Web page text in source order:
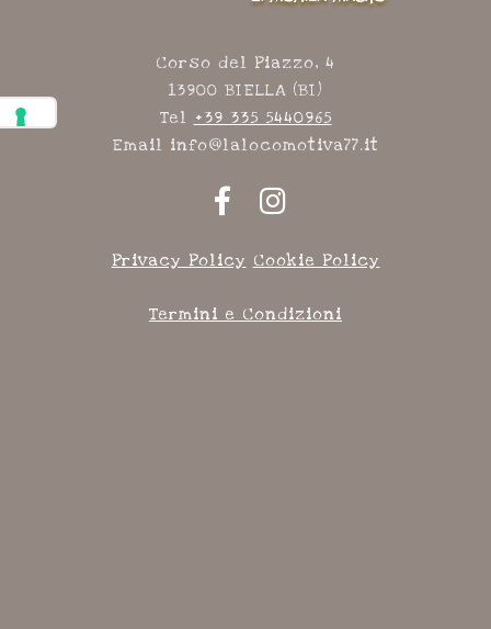
Corso del Piazzo, 4
13900 BIELLA (BI)
Tel +39 335 5440965
Email info@lalocomotiva77.it
Privacy Policy Cookie Policy
Termini e Condizioni